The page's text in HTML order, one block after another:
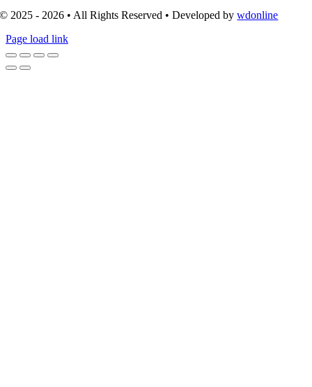
© 2025 - 2026 • All Rights Reserved • Developed bywdonline
Page load link